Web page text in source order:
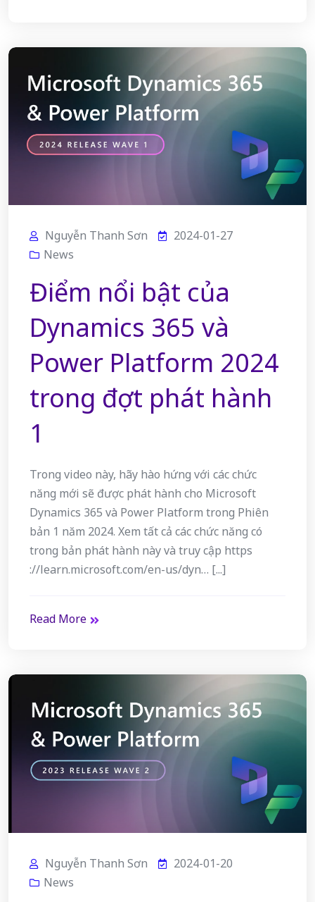
Nguyễn Thanh Sơn
2024-01-27
News
Điểm nổi bật của
Dynamics 365 và
Power Platform 2024
trong đợt phát hành
1
Trong video này, hãy hào hứng với các chức
năng mới sẽ được phát hành cho Microsoft
Dynamics 365 và Power Platform trong Phiên
bản 1 năm 2024. Xem tất cả các chức năng có
trong bản phát hành này và truy cập https
://learn.microsoft.com/en-us/dyn… [...]
Read More
Nguyễn Thanh Sơn
2024-01-20
News